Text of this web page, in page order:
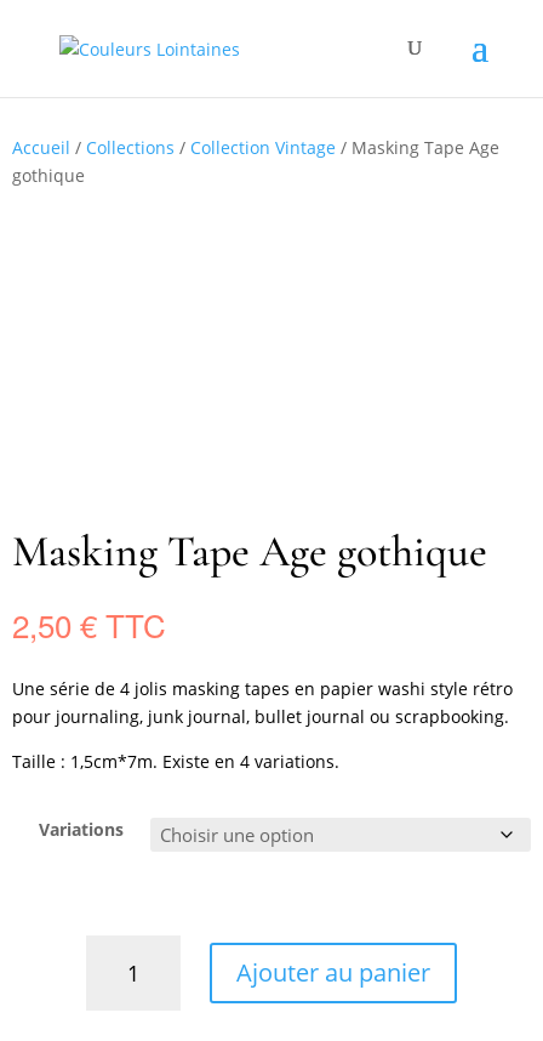
Accueil / Collections / Collection Vintage / Masking Tape Age
gothique
Masking Tape Age gothique
2,50€
Une série de 4 jolis masking tapes en papier washi style rétro
pour journaling, junk journal, bullet journal ou scrapbooking.
Taille : 1,5cm*7m. Existe en 4 variations.
Variations
Ajouter au panier